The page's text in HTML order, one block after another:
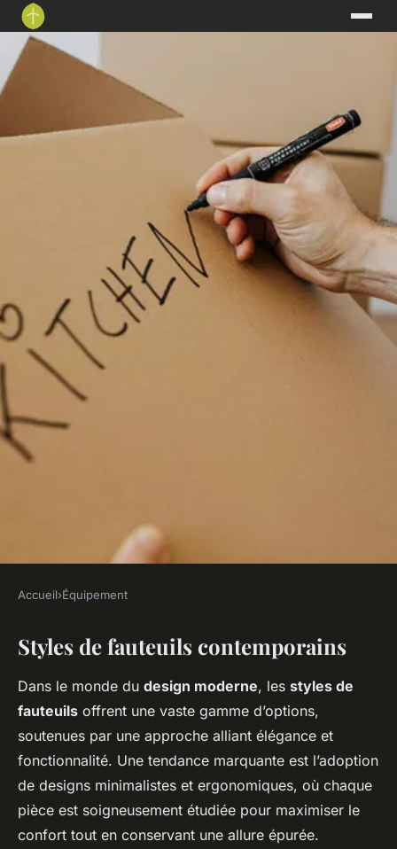
ÉQUIPEMENT
Les tendances actuelles en
matière de fauteuils
Manon•15 janvier 2025 •6 min de lecture
Accueil›Équipement
Styles de fauteuils contemporains
Dans le monde du design moderne, les styles de
fauteuils offrent une vaste gamme d’options,
soutenues par une approche alliant élégance et
fonctionnalité. Une tendance marquante est l’adoption
de designs minimalistes et ergonomiques, où chaque
pièce est soigneusement étudiée pour maximiser le
confort tout en conservant une allure épurée.